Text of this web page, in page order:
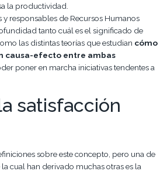
la productividad.
y responsables de Recursos Humanos
tanto cuál es el significado de
las distintas teorías que estudian cómo
causa-efecto entre ambas
poner en marcha iniciativas tendentes a
satisfacción
sobre este concepto, pero una de
cual han derivado muchas otras es la